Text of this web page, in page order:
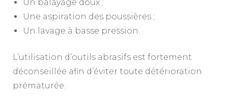
Un balayage doux ;
Une aspiration des poussières ;
Un lavage à basse pression.
L’utilisation d’outils abrasifs est fortement
déconseillée afin d’éviter toute détérioration
prématurée.